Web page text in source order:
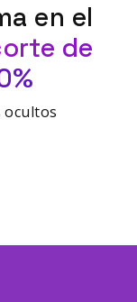
en el
de
ocultos